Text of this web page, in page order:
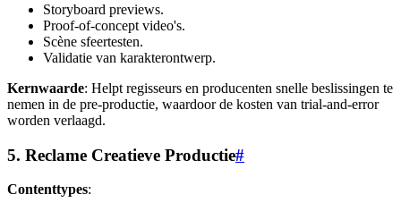
Storyboard previews.
Proof-of-concept video's.
Scène sfeertesten.
Validatie van karakterontwerp.
Kernwaarde: Helpt regisseurs en producenten snelle beslissingen te
nemen in de pre-productie, waardoor de kosten van trial-and-error
worden verlaagd.
5. Reclame Creatieve Productie#
Contenttypes: